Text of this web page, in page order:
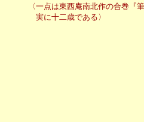
〈一点は東西庵南北作の合巻『筆始
実に十二歳である〉